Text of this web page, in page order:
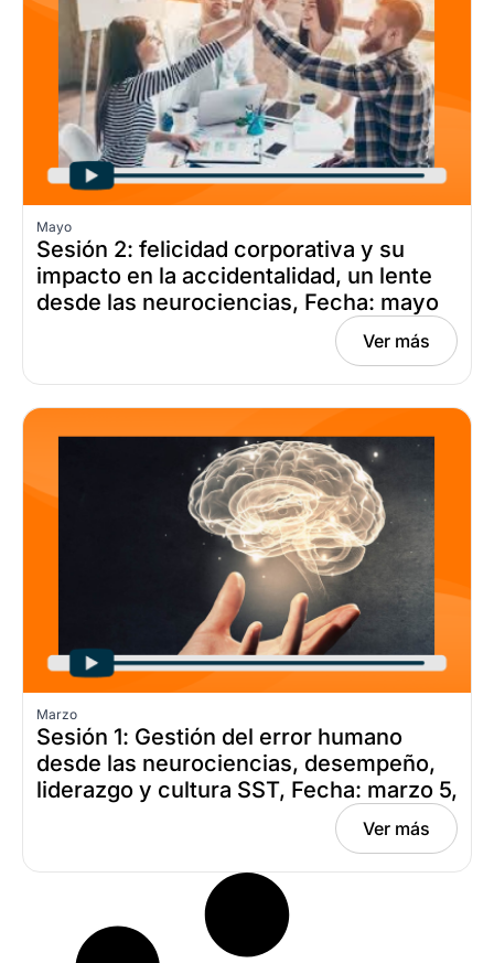
Mayo
Sesión 2: felicidad corporativa y su
impacto en la accidentalidad, un lente
desde las neurociencias, Fecha: mayo
Ver más
Marzo
Sesión 1: Gestión del error humano
desde las neurociencias, desempeño,
liderazgo y cultura SST, Fecha: marzo 5,
Ver más